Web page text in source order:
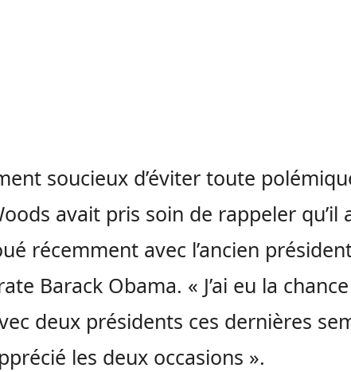
soucieux d’éviter toute
avait pris soin de rappeler qu’il
récemment avec l’ancien
Barack Obama. « J’ai eu la
deux présidents ces dernières
les deux occasions ».